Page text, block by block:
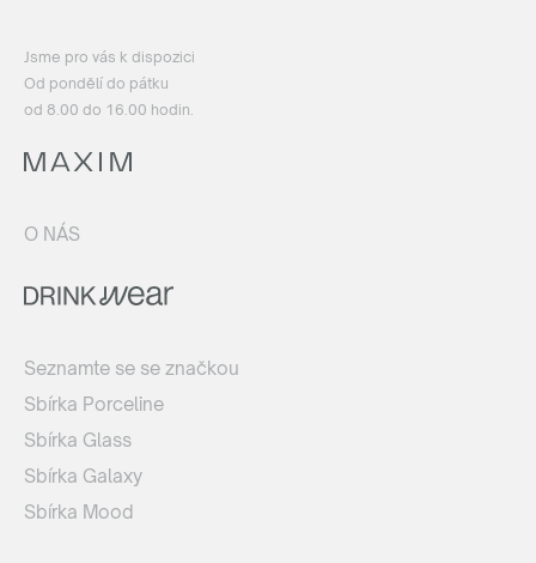
Jsme pro vás k dispozici
Od pondělí do pátku
od 8.00 do 16.00 hodin.
O NÁS
Seznamte se se značkou
Sbírka Porceline
Sbírka Glass
Sbírka Galaxy
Sbírka Mood